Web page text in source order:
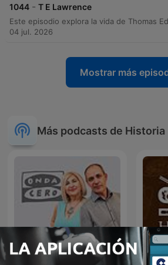
1044 - T E Lawrence
04 jul. 2026
Mostrar más
Más podcasts de Historia